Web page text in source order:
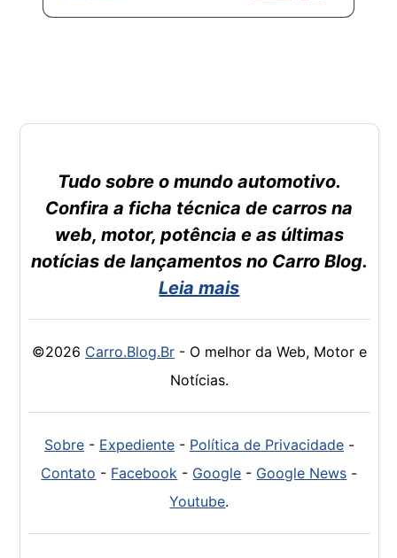
Tudo sobre o mundo automotivo.
Confira a ficha técnica de carros na
web, motor, potência e as últimas
notícias de lançamentos no Carro Blog.
Leia mais
©2026 Carro.Blog.Br- O melhor da Web, Motor e
Notícias.
Sobre- Expediente- Política de Privacidade-
Contato - Facebook - Google - Google News -
Youtube.